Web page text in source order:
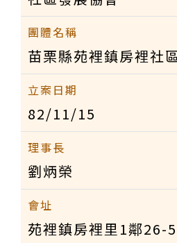
苗栗縣苑裡鎮房裡社
82/11/15
劉炳榮
苑裡鎮房裡里1鄰26-